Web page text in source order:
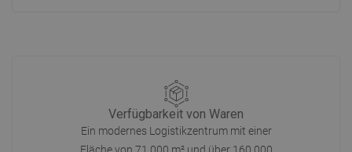
Verfügbarkeit von Waren
Ein modernes Logistikzentrum mit einer